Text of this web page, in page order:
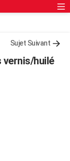
Sujet Suivant
vernis/huilé